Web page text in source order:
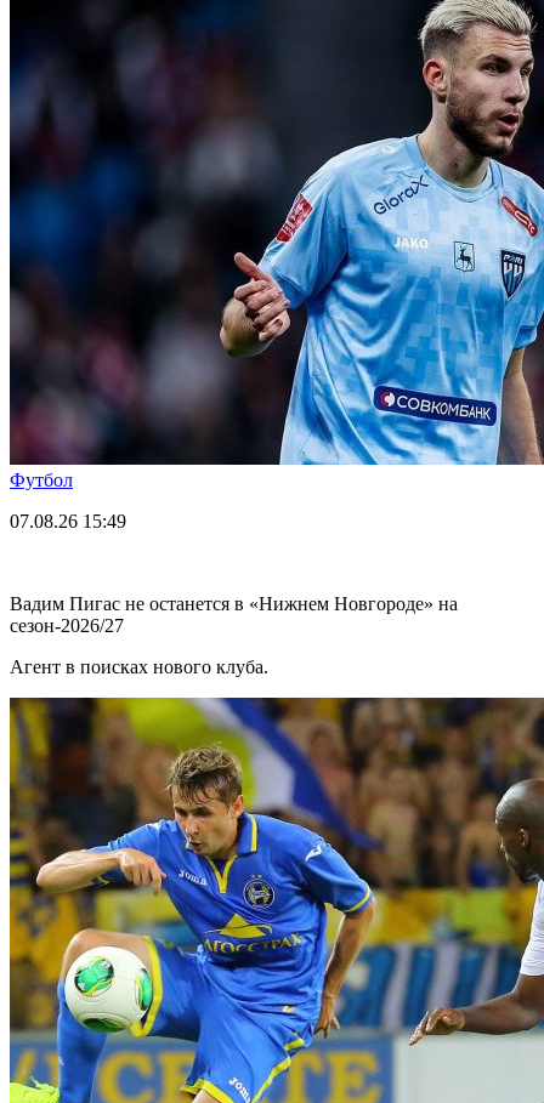
Футбол
07.08.26 15:49
Вадим Пигас не останется в «Нижнем Новгороде» на
сезон-2026/27
Агент в поисках нового клуба.